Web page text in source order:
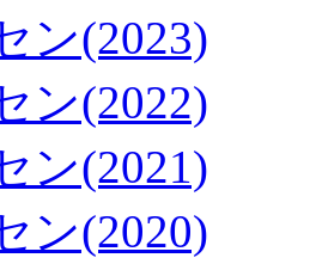
ン(2023)
ン(2022)
ン(2021)
ン(2020)